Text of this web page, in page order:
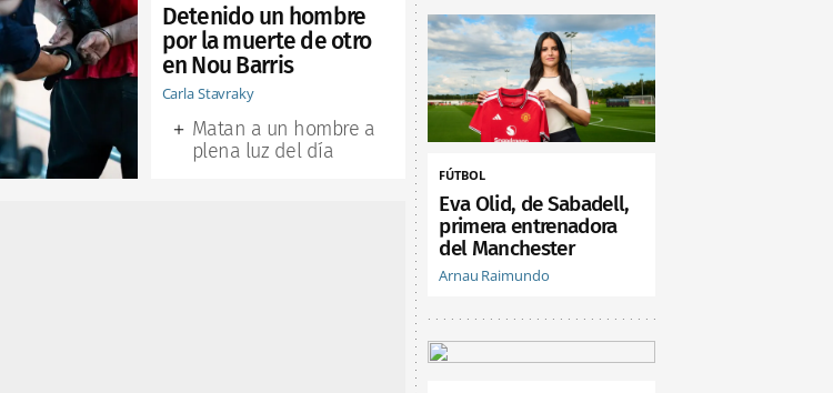
Detenido un hombre
por la muerte de otro
en Nou Barris
Carla Stavraky
Matan a un hombre a
plena luz del día
FÚTBOL
Eva Olid, de Sabadell,
primera entrenadora
del Manchester
Arnau Raimundo